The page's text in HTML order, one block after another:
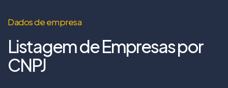
Dados de empresa
Listagem de Empresas por
CNPJ